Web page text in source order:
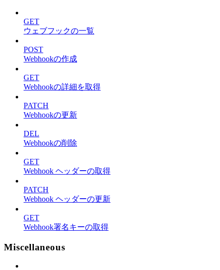
GET
ウェブフックの一覧
POST
Webhookの作成
GET
Webhookの詳細を取得
PATCH
Webhookの更新
DEL
Webhookの削除
GET
Webhook ヘッダーの取得
PATCH
Webhook ヘッダーの更新
GET
Webhook署名キーの取得
Miscellaneous